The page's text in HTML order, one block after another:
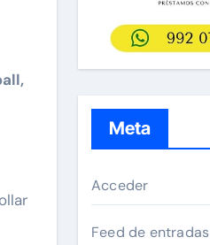
Meta
Acceder
Feed de entradas